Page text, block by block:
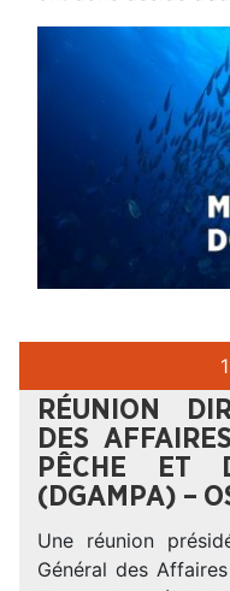
RÉUNION
DES
PÊCHE ET
(DGAMPA) –
Une réunion
Général des